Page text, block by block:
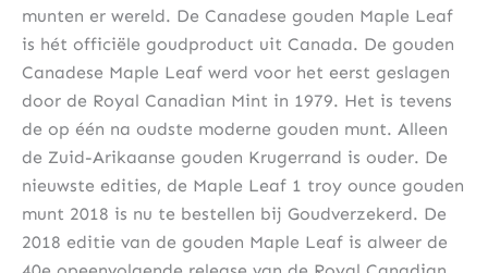
munten er wereld. De Canadese gouden Maple Leaf
is hét officiële goudproduct uit Canada. De gouden
Canadese Maple Leaf werd voor het eerst geslagen
door de Royal Canadian Mint in 1979. Het is tevens
de op één na oudste moderne gouden munt. Alleen
de Zuid-Arikaanse gouden Krugerrand is ouder. De
nieuwste edities, de Maple Leaf 1 troy ounce gouden
munt 2018 is nu te bestellen bij Goudverzekerd. De
2018 editie van de gouden Maple Leaf is alweer de